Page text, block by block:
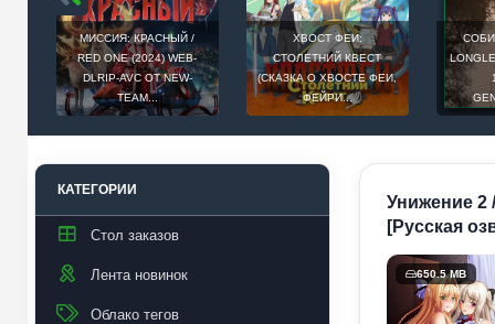
МИССИЯ: КРАСНЫЙ /
RED ONE (2024) WEB-
DLRIP-AVC ОТ NEW-
TEAM...
ХВОСТ ФЕИ:
СТОЛЕТНИЙ КВЕСТ
(СКАЗКА О ХВОСТЕ ФЕИ,
ФЕЙРИ...
КАТЕГОРИИ
Стол заказов
Лента новинок
Облако тегов
Унижение 2
[Русская
650.5 MB